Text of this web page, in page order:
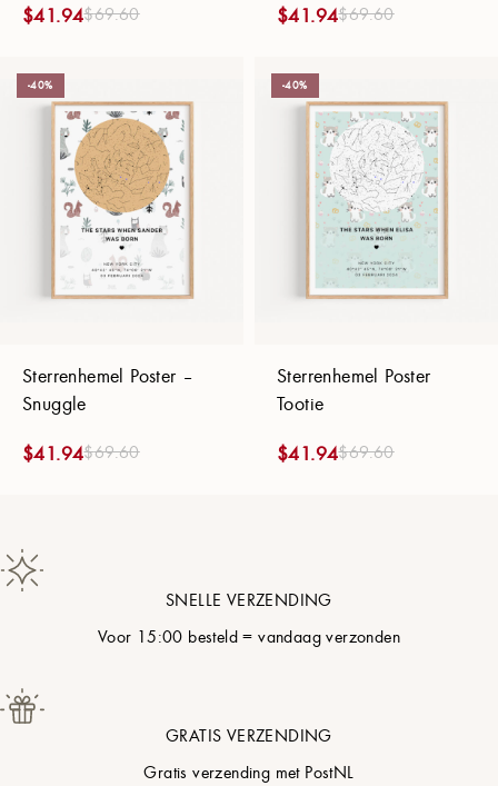
$69.60
$41.94 $69.60
$41.94
-40%
Sterrenhemel Poster –
Snuggle
$69.60
$41.94
-40%
Sterrenhemel Poster
Tootie
$69.60
$41.94
SNELLE VERZENDING
Voor 15:00 besteld = vandaag verzonden
GRATIS VERZENDING
Gratis verzending met PostNL